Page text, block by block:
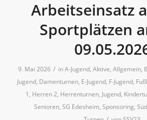
Arbeitseinsatz
Sportplätzen
9. Mai 2026 / inA-Jugend, Aktive, Allgemein,
Jugend, Damenturnen, E-Jugend, F-Jugend,
1 , Herren 2, Herrenturnen, Jugend,
Senioren, SG Edesheim, Sponsoring,